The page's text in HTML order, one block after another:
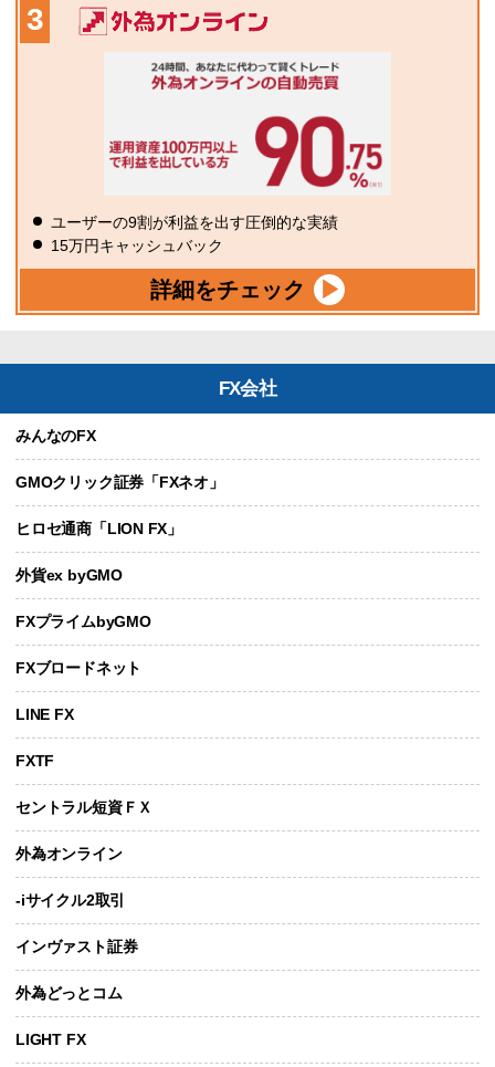
ユーザーの9割が利益を出す圧倒的な実績
15万円キャッシュバック
詳細をチェック
FX会社
みんなのFX
GMOクリック証券「FXネオ」
ヒロセ通商「LION FX」
外貨ex byGMO
FXプライムbyGMO
FXブロードネット
LINE FX
FXTF
セントラル短資ＦＸ
外為オンライン
-iサイクル2取引
インヴァスト証券
外為どっとコム
LIGHT FX